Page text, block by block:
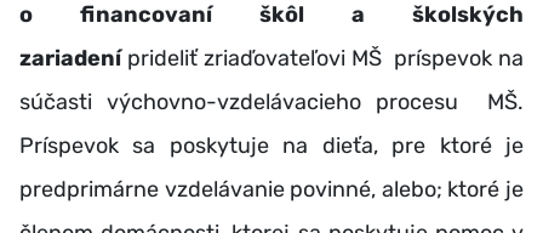
o financovaní škôl a školských
zariadeníprideliť zriaďovateľovi MŠ príspevok na
súčasti výchovno-vzdelávacieho procesu MŠ.
Príspevok sa poskytuje na dieťa, pre ktoré je
predprimárne vzdelávanie povinné, alebo; ktoré je